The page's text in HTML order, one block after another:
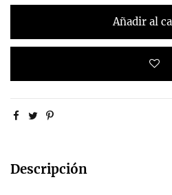
Añadir al
Descripción